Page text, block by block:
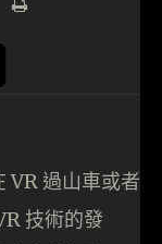
VR 過山車或者
技術的發